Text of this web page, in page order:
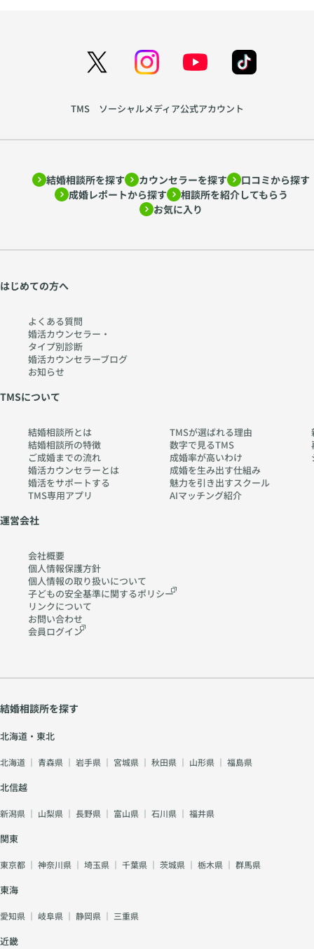
TMS ソーシャルメディア公式アカウント
結婚相談所を探す カウンセラーを探す
口コミから探す
成婚レポートから探す
相談所を紹介してもらう
お気に入り
はじめての方へ
よくある質問
婚活カウンセラー・
タイプ別診断
婚活カウンセラーブログ
お知らせ
TMSについて
結婚相談所とは
結婚相談所の特徴
ご成婚までの流れ
婚活カウンセラーとは
婚活をサポートする
TMS専用アプリ
TMSが選ばれる理由
数字で見るTMS
成婚率が高いわけ
成婚を生み出す仕組み
魅力を引き出すスクール
AIマッチング紹介
運営会社
会社概要
個人情報保護方針
個人情報の取り扱いについて
子どもの安全基準に関するポリシー
リンクについて
お問い合わせ
会員ログイン
結婚相談所を探す
北海道・東北
北海道 ｜ 青森県 ｜ 岩手県 ｜ 宮城県 ｜ 秋田県 ｜ 山形県 ｜ 福島県
北信越
新潟県 ｜ 山梨県 ｜ 長野県 ｜ 富山県 ｜ 石川県 ｜ 福井県
関東
東京都 ｜ 神奈川県 ｜ 埼玉県 ｜ 千葉県 ｜ 茨城県 ｜ 栃木県 ｜ 群馬県
東海
愛知県 ｜ 岐阜県 ｜ 静岡県 ｜ 三重県
近畿